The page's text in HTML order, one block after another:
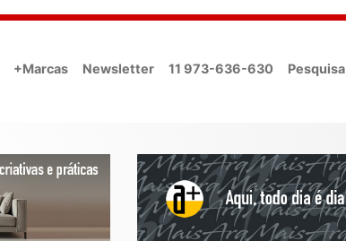
+Marcas Newsletter 11 973-636-630 Pesquisa